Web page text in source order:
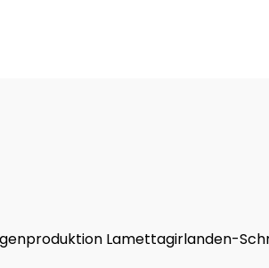
Lamettagirlanden-